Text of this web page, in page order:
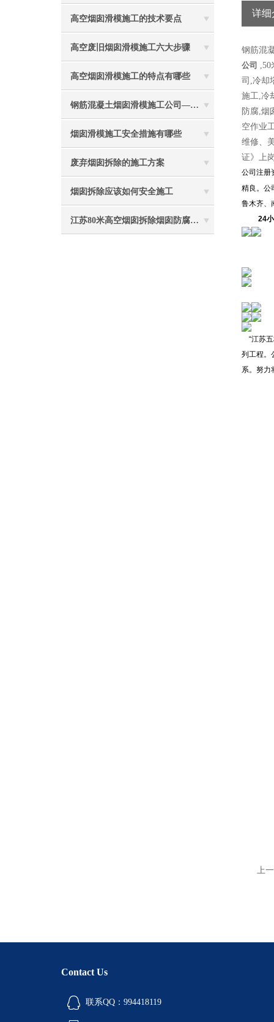
高空烟囱滑模施工的技术要点
高空废旧烟囱滑模施工六大步骤
高空烟囱滑模施工的特点有哪些
钢筋混凝土烟囱滑模施工公司——选五林高空
烟囱滑模施工安全措施有哪些
废弃烟囱拆除的施工方案
烟囱拆除应该如何安全施工
江苏80米高空烟囱拆除烟囱防腐工程施工安全注意事项
详细
钢筋混
公司 ,50
司,冷却
施工,冷
防腐,烟
空作业
维修、
证》上
公司注册
精良。公
鲁木齐、
24小
“江苏五
列工程。
系。努力
上
Contact Us
联系QQ：994418119